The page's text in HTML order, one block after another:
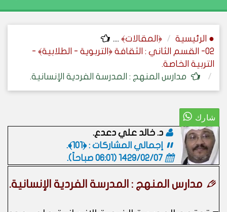
● الرئيسية ﴿المقالات﴾ ....
02- القسم الثاني : الثقافة ﴿التربوية - الطلابية﴾ -
التربية الخاصة.
مدارس المنهج : المدرسة الفردية الإنسانية.
د. خالد علي دعدع.
إجمالي المشاركات : ﴿101﴾.
1429/02/07 (06:01 صباحاً)
.
مدارس المنهج : المدرسة الفردية الإنسانية.